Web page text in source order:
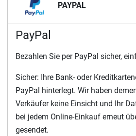
PAYPAL
PayPal
Bezahlen Sie per PayPal sicher,
Sicher: Ihre Bank- oder
PayPal hinterlegt. Wir haben
Verkäufer keine Einsicht und Ihr
bei jedem Online-Einkauf erneut
gesendet.